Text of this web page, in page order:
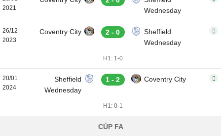
2021
Wednesday
26/12
2023
Coventry City 2 - 0
Sheffield
Wednesday
H1: 1-0
20/01
2024
Sheffield
Wednesday
1 - 2 Coventry City
H1: 0-1
CÚP FA